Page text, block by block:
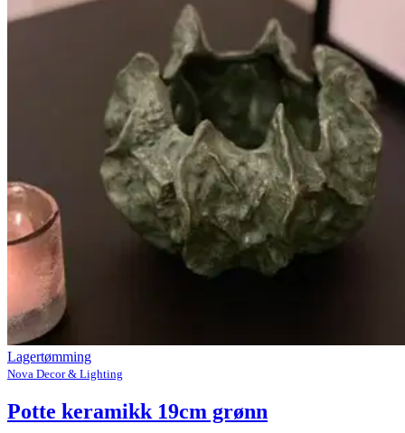
Lagertømming
Nova Decor & Lighting
Potte keramikk 19cm grønn